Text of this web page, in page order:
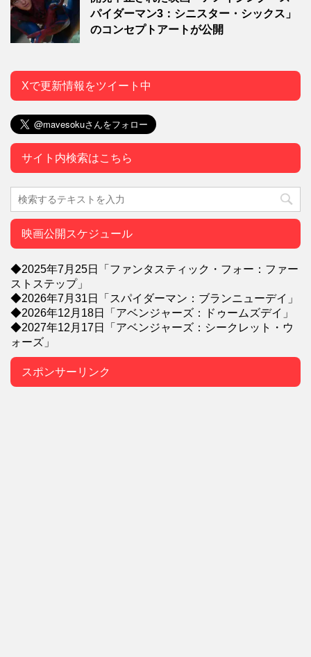
パイダーマン3：シニスター・シックス」
のコンセプトアートが公開
Xで更新情報をツイート中
サイト内検索はこちら
映画公開スケジュール
◆2025年7月25日「ファンタスティック・フォー：ファー
ストステップ」
◆2026年7月31日「スパイダーマン：ブランニューデイ」
◆2026年12月18日「アベンジャーズ：ドゥームズデイ」
◆2027年12月17日「アベンジャーズ：シークレット・ウ
ォーズ」
スポンサーリンク